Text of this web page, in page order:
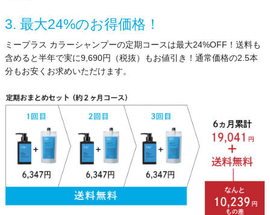
3. 最大24%のお得価格！
ミープラス カラーシャンプーの定期コースは最大24%OFF！送料も
含めると半年で実に9,690円（税抜）もお値引き！通常価格の2.5本
分もお安くお求めいただけます。